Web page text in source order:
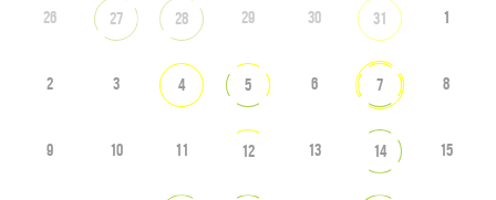
26 27 28 29 30 31 1
2 3 4 5 6 7 8
9 10 11 12 13 14 15